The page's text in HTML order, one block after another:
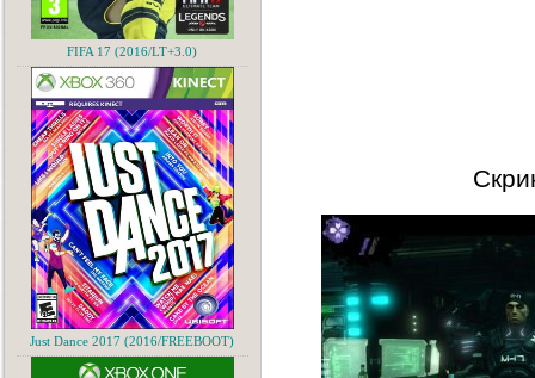
FIFA 17 (2016/LT+3.0)
Just Dance 2017 (2016/FREEBOOT)